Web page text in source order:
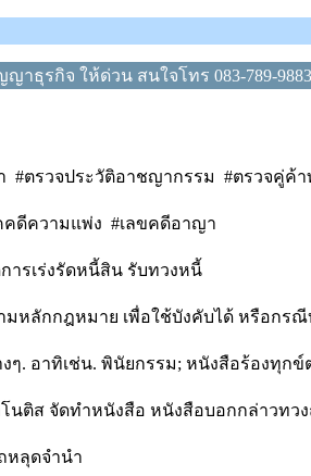
ธุรกิจ ให้ด่วน สนใจโทร 083-789-
#ตรวจประวัติอาชญากรรม #ตรวจคู่ค้า
คดีความแพ่ง #เลขคดีอาญา
ารเร่งรัดหนี้สิน รับทวงหนี้
หลักกฎหมาย เพื่อใช้บังคับได้ หรือกร
. อาทิเช่น. พินัยกรรม; หนังสือร้องทุกข์
ติส จัดทำหนังสือ หนังสือบอกกล่าวทวง
หลุดจำนำ